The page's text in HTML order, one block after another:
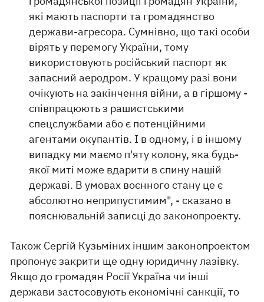
які мають паспорти та громадянство
держави-агресора. Сумнівно, що такі особи
вірять у перемогу України, тому
використовують російський паспорт як
запасний аеродром. У кращому разі вони
очікують на закінчення війни, а в гіршому -
співпрацюють з рашистськими
спецслужбами або є потенційними
агентами окупантів. І в одному, і в іншому
випадку ми маємо п'яту колону, яка будь-
якої миті може вдарити в спину нашій
державі. В умовах воєнного стану це є
абсолютно неприпустимим", - сказано в
пояснювальній записці до законопроекту.
Також Сергій Кузьміних іншим законопроектом
пропонує закрити ще одну юридичну лазівку.
Якщо до громадян Росії Україна чи інші
держави застосовують економічні санкції, то